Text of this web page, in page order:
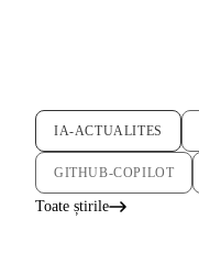
IA-ACTUALITES
GITHUB-COPILOT
Toate știrile